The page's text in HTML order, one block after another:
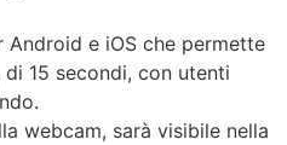
Android e iOS che permette
15 secondi, con utenti
webcam, sarà visibile nella